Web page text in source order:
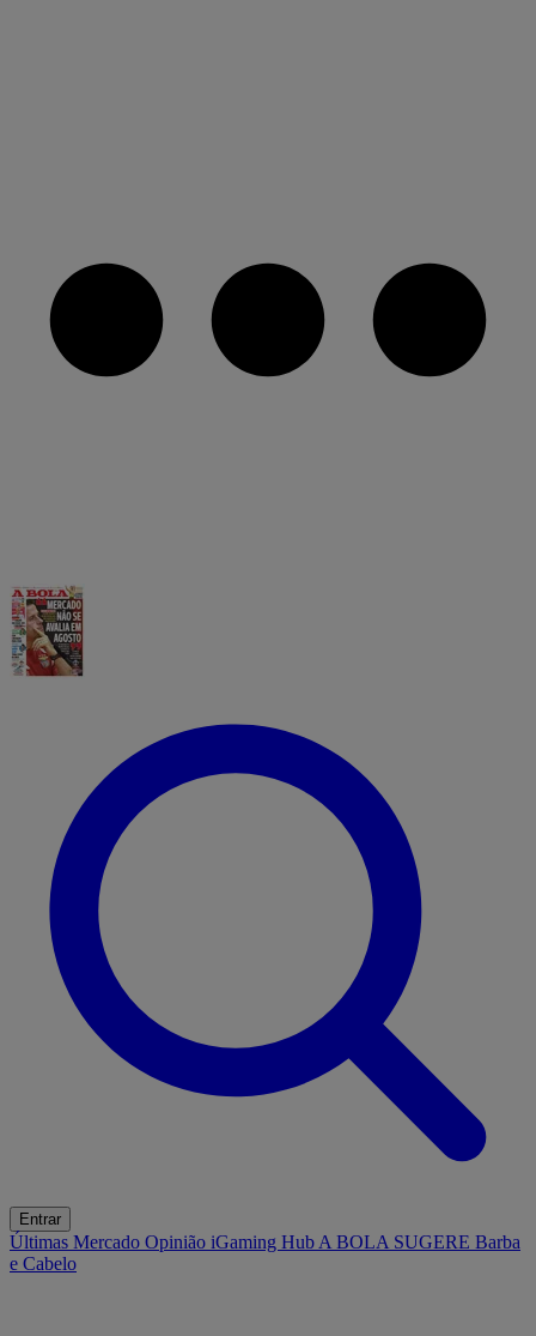
Entrar
Últimas Mercado Opinião iGaming Hub A BOLA SUGERE Barba
e Cabelo